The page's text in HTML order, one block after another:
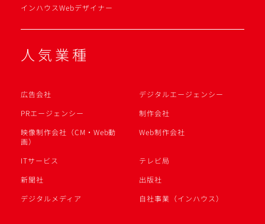
インハウスWebデザイナー
人気業種
広告会社
デジタルエージェンシー
PRエージェンシー
制作会社
映像制作会社（CM・Web動
画）
Web制作会社
ITサービス
テレビ局
新聞社
出版社
デジタルメディア
自社事業（インハウス）